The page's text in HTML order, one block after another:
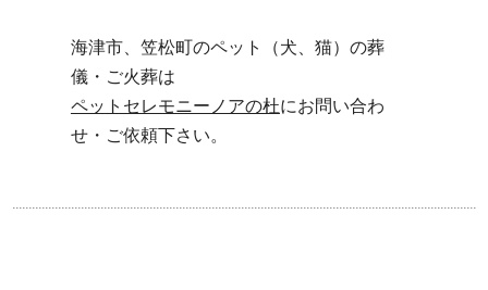
海津市、笠松町のペット（犬、猫）の葬
儀・ご火葬は
ペットセレモニーノアの杜にお問い合わ
せ・ご依頼下さい。